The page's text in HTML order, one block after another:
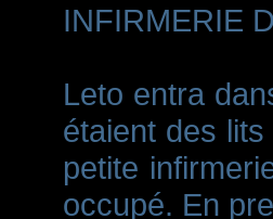
INFIRMERIE
Leto entra
étaient des
petite
occupé. En